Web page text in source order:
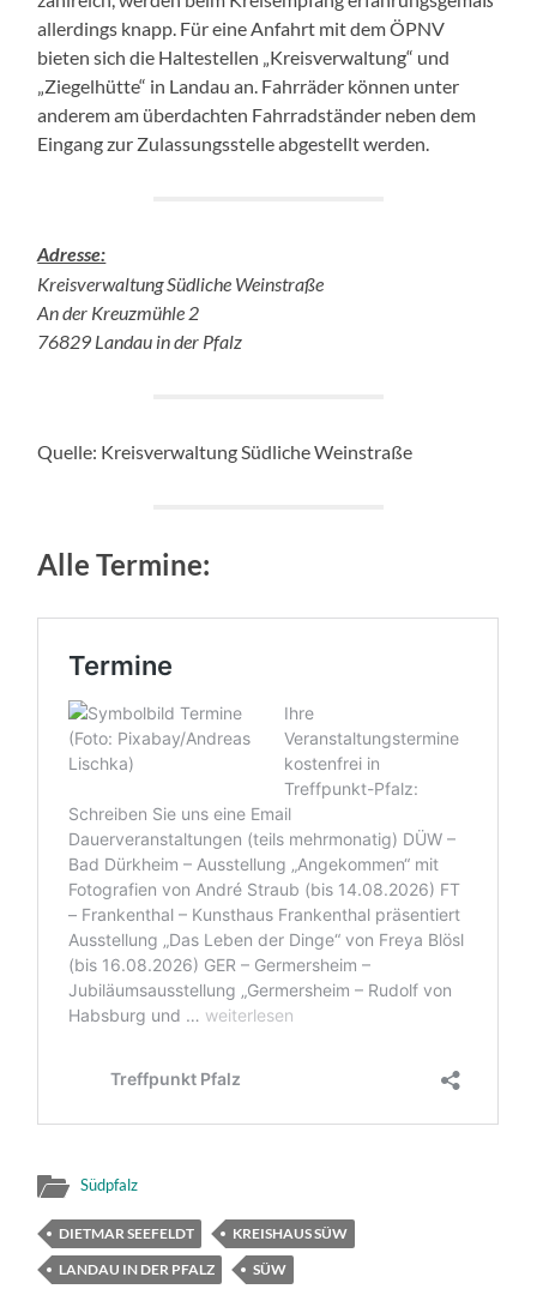
allerdings knapp. Für eine Anfahrt mit dem ÖPNV
bieten sich die Haltestellen „Kreisverwaltung“ und
„Ziegelhütte“ in Landau an. Fahrräder können unter
anderem am überdachten Fahrradständer neben dem
Eingang zur Zulassungsstelle abgestellt werden.
Adresse:
Kreisverwaltung Südliche Weinstraße
An der Kreuzmühle 2
76829 Landau in der Pfalz
Quelle: Kreisverwaltung Südliche Weinstraße
Alle Termine:
Südpfalz
DIETMAR SEEFELDT
KREISHAUS SÜW
LANDAU IN DER PFALZ
SÜW